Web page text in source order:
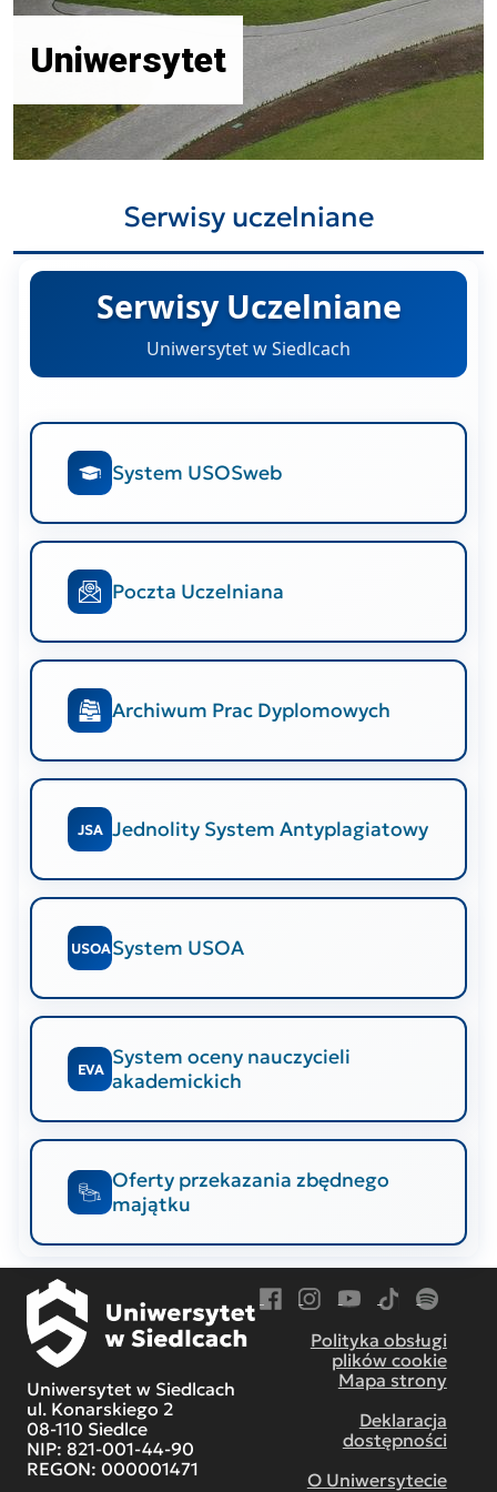
Uniwersytet
Serwisy uczelniane
Serwisy Uczelniane
Uniwersytet w Siedlcach
System USOSweb
Poczta Uczelniana
Archiwum Prac Dyplomowych
JSA Jednolity System Antyplagiatowy
USOA System USOA
EVA
System oceny nauczycieli
akademickich
Oferty przekazania zbędnego
majątku
Uniwersytet w Siedlcach
ul. Konarskiego 2
08-110 Siedlce
NIP: 821-001-44-90
REGON: 000001471
Polityka obsługi
plików cookie
Mapa strony
Deklaracja
dostępności
O Uniwersytecie